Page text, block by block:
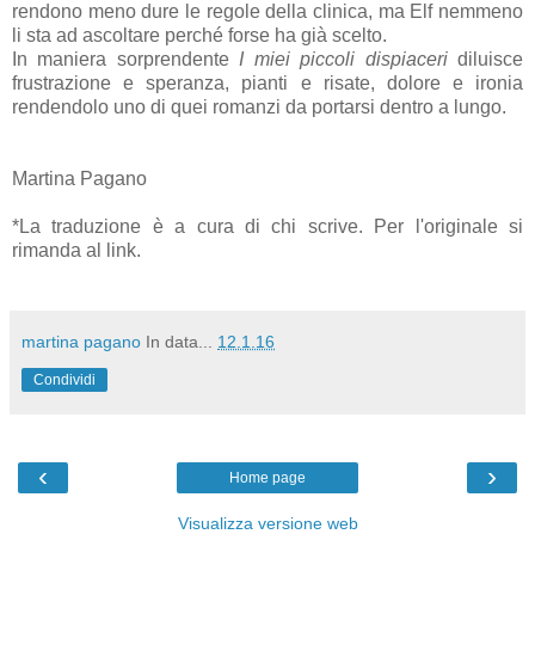
rendono meno dure le regole della clinica, ma Elf nemmeno
li sta ad ascoltare perché forse ha già scelto.
In maniera sorprendenteI miei piccoli dispiaceridiluisce
frustrazione e speranza, pianti e risate, dolore e ironia
rendendolo uno di quei romanzi da portarsi dentro a lungo.
Martina Pagano
*La traduzione è a cura di chi scrive. Per l'originale si
rimanda al link.
martina pagano In data... 12.1.16
Condividi
‹ ›
Home page
Visualizza versione web